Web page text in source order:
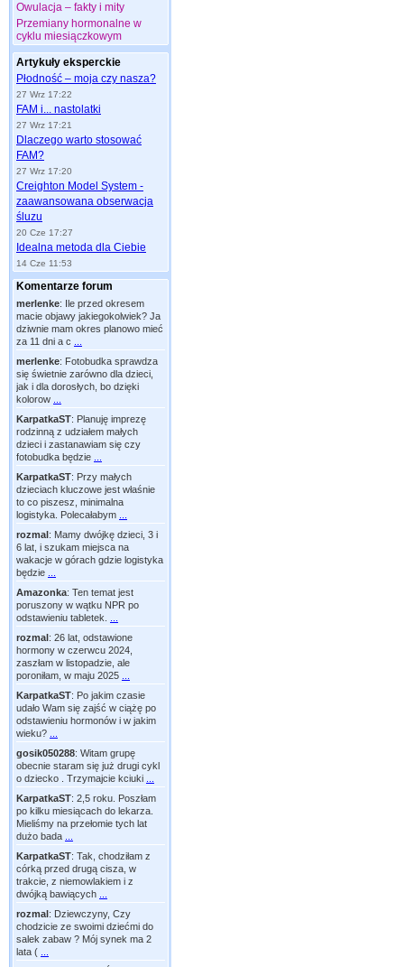
Owulacja – fakty i mity
Przemiany hormonalne w
cyklu miesiączkowym
Artykuły eksperckie
Płodność – moja czy nasza?
27 Wrz 17:22
FAM i... nastolatki
27 Wrz 17:21
Dlaczego warto stosować
FAM?
27 Wrz 17:20
Creighton Model System -
zaawansowana obserwacja
śluzu
20 Cze 17:27
Idealna metoda dla Ciebie
14 Cze 11:53
Komentarze forum
merlenke: Ile przed okresem
macie objawy jakiegokolwiek? Ja
dziwnie mam okres planowo mieć
za 11 dni a c
merlenke: Fotobudka sprawdza
się świetnie zarówno dla dzieci,
jak i dla dorosłych, bo dzięki
kolorow
KarpatkaST: Planuję imprezę
rodzinną z udziałem małych
dzieci i zastanawiam się czy
fotobudka będzie
KarpatkaST: Przy małych
dzieciach kluczowe jest właśnie
to co piszesz, minimalna
logistyka. Polecałabym
rozmal: Mamy dwójkę dzieci, 3 i
6 lat, i szukam miejsca na
wakacje w górach gdzie logistyka
będzie
Amazonka: Ten temat jest
poruszony w wątku NPR po
odstawieniu tabletek.
rozmal: 26 lat, odstawione
hormony w czerwcu 2024,
zaszłam w listopadzie, ale
poroniłam, w maju 2025
KarpatkaST: Po jakim czasie
udało Wam się zajść w ciążę po
odstawieniu hormonów i w jakim
wieku?
gosik050288: Witam grupę
obecnie staram się już drugi cykl
o dziecko . Trzymajcie kciuki
KarpatkaST: 2,5 roku. Poszłam
po kilku miesiącach do lekarza.
Mieliśmy na przełomie tych lat
dużo bada
KarpatkaST: Tak, chodziłam z
córką przed drugą cisza, w
trakcie, z niemowlakiem i z
dwójką bawiących
rozmal: Dziewczyny, Czy
chodzicie ze swoimi dziećmi do
salek zabaw ? Mój synek ma 2
lata (